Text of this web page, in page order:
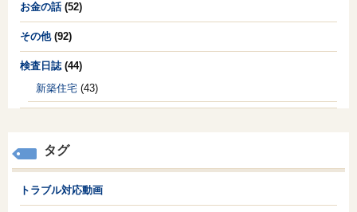
お金の話(52)
その他(92)
検査日誌(44)
新築住宅 (43)
タグ
トラブル対応動画